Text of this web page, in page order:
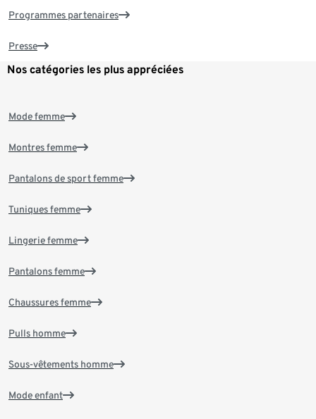
Programmes partenaires
Presse
Nos catégories les plus appréciées
Mode femme
Montres femme
Pantalons de sport femme
Tuniques femme
Lingerie femme
Pantalons femme
Chaussures femme
Pulls homme
Sous-vêtements homme
Mode enfant